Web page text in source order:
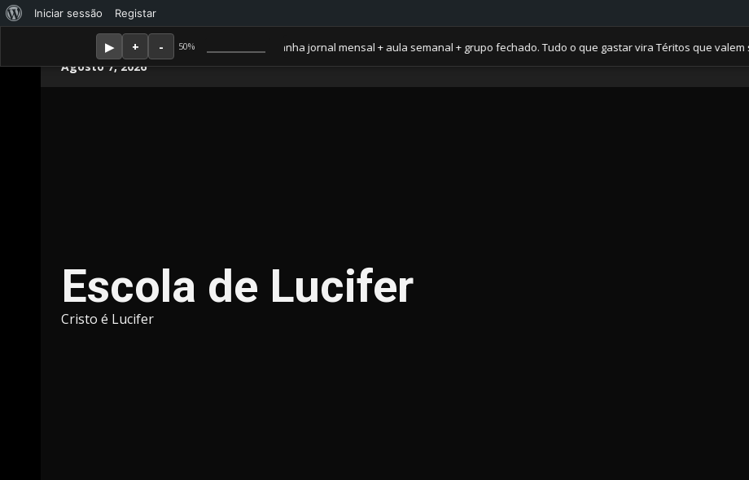
50%
Membro Amor ganha jornal mensal + aula semanal + grupo fechado. Tudo o que gastar vira Téritos que valem
Sobre
WordPress
Iniciar sessão Registar
Agosto 7, 2026
Escola de Lucifer
Cristo é Lucifer